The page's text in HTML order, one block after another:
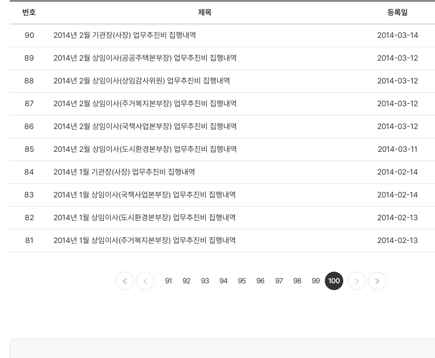
검색
G거버넌스-
경영공시-
기관장
및
업무추진비
-
번호,
제목,
작성자,
첨부파일,
번호 제목 등록일
90 2014년 2월 기관장(사장) 업무추진비 집행내역 2014-03-14
89 2014년 2월 상임이사(공공주택본부장) 업무추진비 집행내역 2014-03-12
88 2014년 2월 상임이사(상임감사위원) 업무추진비 집행내역 2014-03-12
87 2014년 2월 상임이사(주거복지본부장) 업무추진비 집행내역 2014-03-12
86 2014년 2월 상임이사(국책사업본부장) 업무추진비 집행내역 2014-03-12
85 2014년 2월 상임이사(도시환경본부장) 업무추진비 집행내역 2014-03-11
84 2014년 1월 기관장(사장) 업무추진비 집행내역 2014-02-14
83 2014년 1월 상임이사(국책사업본부장) 업무추진비 집행내역 2014-02-14
82 2014년 1월 상임이사(도시환경본부장) 업무추진비 집행내역 2014-02-13
81 2014년 1월 상임이사(주거복지본부장) 업무추진비 집행내역 2014-02-13
91 92 93 94 95 96 97 98 99 100